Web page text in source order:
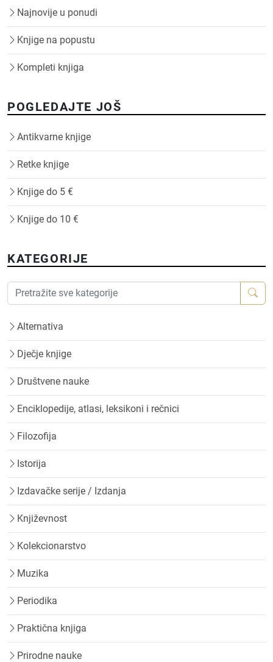
Najnovije u ponudi
Knjige na popustu
Kompleti knjiga
POGLEDAJTE JOŠ
Antikvarne knjige
Retke knjige
Knjige do 5 €
Knjige do 10 €
KATEGORIJE
Alternativa
Dječje knjige
Društvene nauke
Enciklopedije, atlasi, leksikoni i rečnici
Filozofija
Istorija
Izdavačke serije / Izdanja
Književnost
Kolekcionarstvo
Muzika
Periodika
Praktična knjiga
Prirodne nauke